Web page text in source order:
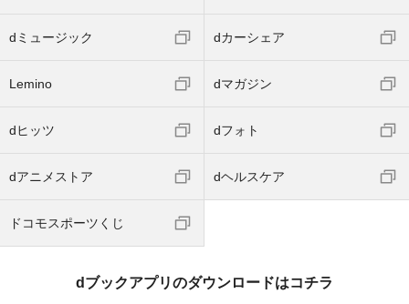
dミュージック dカーシェア
Lemino dマガジン
dヒッツ dフォト
dアニメストア dヘルスケア
ドコモスポーツくじ
dブックアプリのダウンロードはコチラ